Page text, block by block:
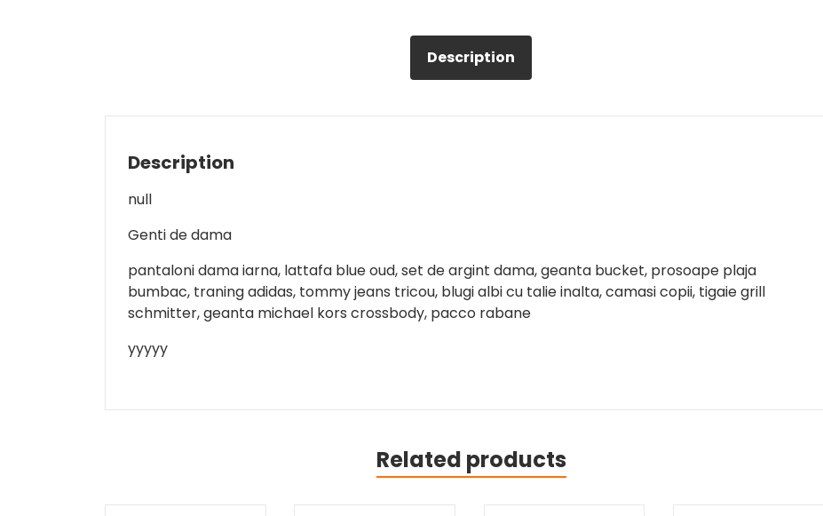
Description
Description
null
Genti de dama
pantaloni dama iarna, lattafa blue oud, set de argint dama, geanta bucket, prosoape plaja
bumbac, traning adidas, tommy jeans tricou, blugi albi cu talie inalta, camasi copii, tigaie grill
schmitter, geanta michael kors crossbody, pacco rabane
yyyyy
Related products